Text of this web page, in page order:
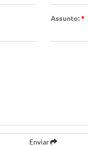
Assunto:*
Enviar